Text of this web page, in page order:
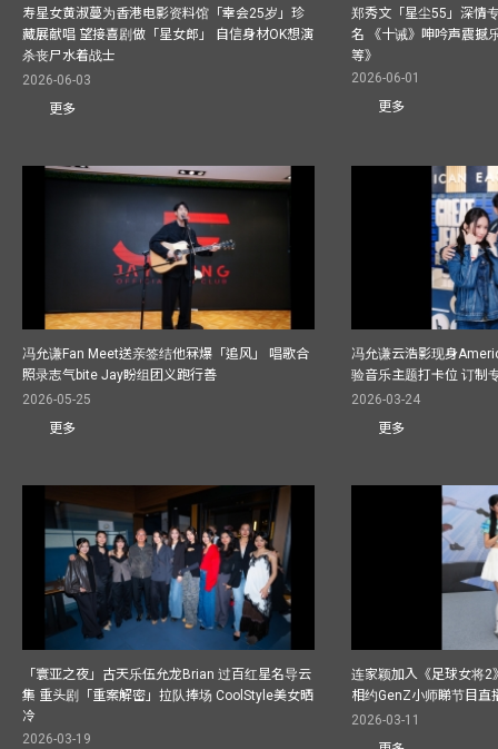
寿星女黄淑蔓为香港电影资料馆「幸会25岁」珍
藏展献唱 望接喜剧做「星女郎」 自信身材OK想演
杀丧尸水着战士
2026-06-03
更多
郑秀文「星尘55」深情
名 《十诫》呻吟声震撼
等》
2026-06-01
更多
冯允谦Fan Meet送亲签结他冧爆「追风」 唱歌合
照录志气bite Jay盼组团义跑行善
2026-05-25
更多
冯允谦云浩影现身
验音乐主题打卡位 订制
2026-03-24
更多
「寰亚之夜」古天乐伍允龙Brian 过百红星名导云
集 重头剧「重案解密」拉队捧场 CoolStyle美女晒
冷
2026-03-19
连家颖加入《足球女将
相约GenZ小师睇节目直
2026-03-11